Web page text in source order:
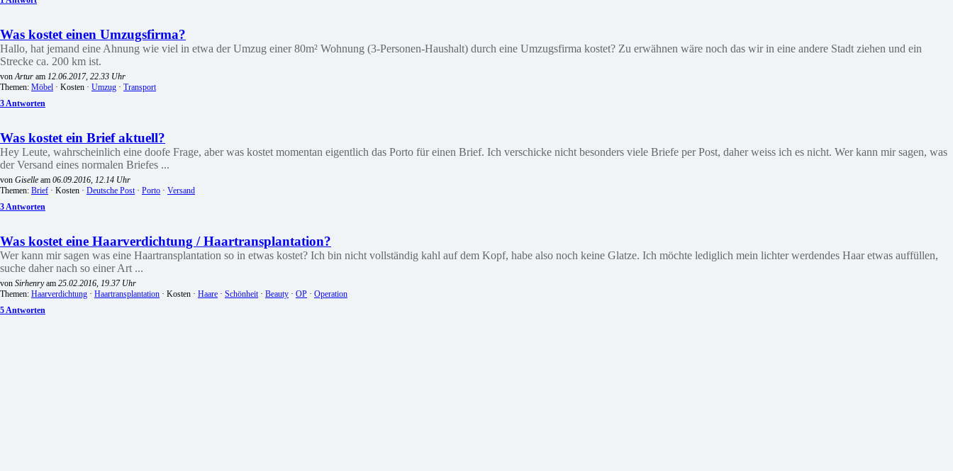
Was kostet einen Umzugsfirma?
Hallo, hat jemand eine Ahnung wie viel in etwa der Umzug einer 80m² Wohnung (3-Personen-Haushalt) durch eine Umzugsfirma kostet? Zu erwähnen wäre noch das wir in eine andere Stadt ziehen und ein
Strecke ca. 200 km ist.
vonArtur am 12.06.2017, 22.33 Uhr
Themen: Möbel · Kosten · Umzug · Transport
3 Antworten
Was kostet ein Brief aktuell?
Hey Leute, wahrscheinlich eine doofe Frage, aber was kostet momentan eigentlich das Porto für einen Brief. Ich verschicke nicht besonders viele Briefe per Post, daher weiss ich es nicht. Wer kann mir sagen, was
der Versand eines normalen Briefes ...
von Giselle am 06.09.2016, 12.14 Uhr
Themen: Brief · Kosten · Deutsche Post· Porto · Versand
3 Antworten
Was kostet eine Haarverdichtung / Haartransplantation?
Wer kann mir sagen was eine Haartransplantation so in etwas kostet? Ich bin nicht vollständig kahl auf dem Kopf, habe also noch keine Glatze. Ich möchte lediglich mein lichter werdendes Haar etwas auffüllen,
suche daher nach so einer Art ...
von Sirhenryam 25.02.2016, 19.37 Uhr
Themen: Haarverdichtung · Haartransplantation · Kosten · Haare · Schönheit· Beauty · OP · Operation
5 Antworten